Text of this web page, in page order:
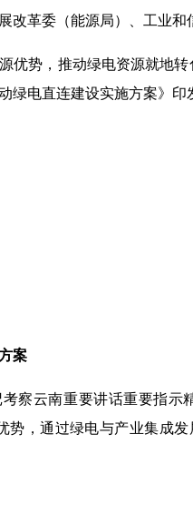
改革委（能源局）、工业和
优势，推动绿电资源就地
绿电直连建设实施方案》
案
察云南重要讲话重要指示
势，通过绿电与产业集成